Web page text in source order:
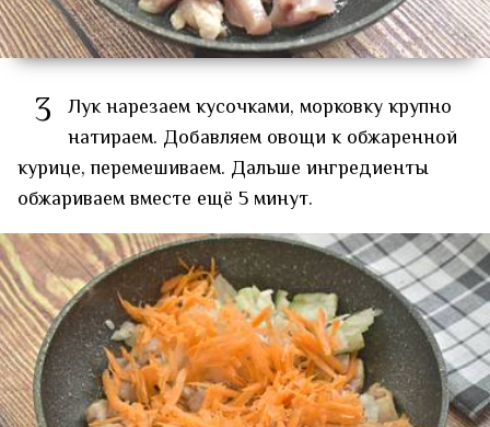
3 Лук нарезаем кусочками, морковку крупно
натираем. Добавляем овощи к обжаренной
курице, перемешиваем. Дальше ингредиенты
обжариваем вместе ещё 5 минут.